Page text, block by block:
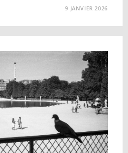
9 JANVIER 2026